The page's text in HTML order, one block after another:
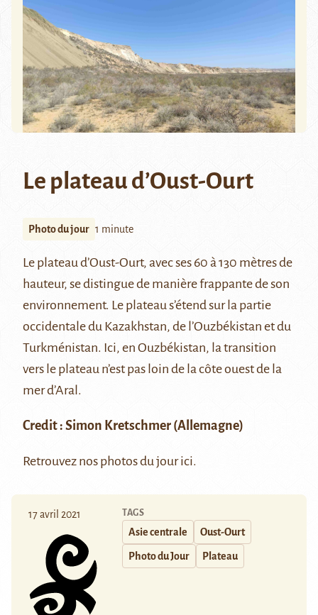
Le plateau d’Oust-Ourt
Photo du jour 1 minute
Le plateau d’Oust-Ourt, avec ses 60 à 130 mètres de
hauteur, se distingue de manière frappante de son
environnement. Le plateau s’étend sur la partie
occidentale du Kazakhstan, de l’Ouzbékistan et du
Turkménistan. Ici, en Ouzbékistan, la transition
vers le plateau n’est pas loin de la côte ouest de la
mer d’Aral.
Credit : Simon Kretschmer (Allemagne)
Retrouvez nos photos du jourici.
17 avril 2021 TAGS
Asie centrale Oust-Ourt
Photo du Jour Plateau